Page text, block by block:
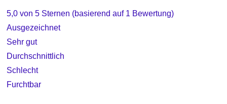
5,0 von 5 Sternen (basierend auf 1 Bewertung)
Ausgezeichnet
Sehr gut
Durchschnittlich
Schlecht
Furchtbar